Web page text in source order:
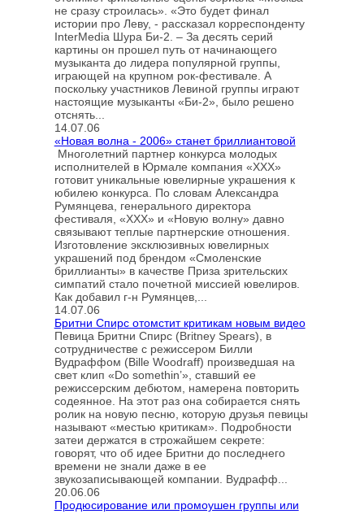
не сразу строилась». «Это будет финал
истории про Леву, - рассказал корреспонденту
InterMedia Шура Би-2. – За десять серий
картины он прошел путь от начинающего
музыканта до лидера популярной группы,
играющей на крупном рок-фестивале. А
поскольку участников Левиной группы играют
настоящие музыканты «Би-2», было решено
отснять...
14.07.06
«Новая волна - 2006» станет бриллиантовой
Многолетний партнер конкурса молодых
исполнителей в Юрмале компания «XXX»
готовит уникальные ювелирные украшения к
юбилею конкурса. По словам Александра
Румянцева, генерального директора
фестиваля, «XXX» и «Новую волну» давно
связывают теплые партнерские отношения.
Изготовление эксклюзивных ювелирных
украшений под брендом «Смоленские
бриллианты» в качестве Приза зрительских
симпатий стало почетной миссией ювелиров.
Как добавил г-н Румянцев,...
14.07.06
Бритни Спирс отомстит критикам новым видео
Певица Бритни Спирс (Britney Spears), в
сотрудничестве с режиссером Билли
Вудраффом (Bille Woodraff) произведшая на
свет клип «Do somethin’», ставший ее
режиссерским дебютом, намерена повторить
содеянное. На этот раз она собирается снять
ролик на новую песню, которую друзья певицы
называют «местью критикам». Подробности
затеи держатся в строжайшем секрете:
говорят, что об идее Бритни до последнего
времени не знали даже в ее
звукозаписывающей компании. Вудрафф...
20.06.06
Продюсирование или промоушен группы или